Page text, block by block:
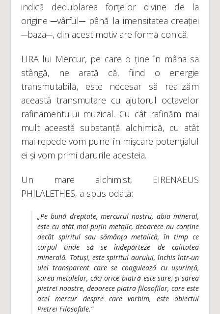
indică dedublarea forțelor divine de la
origine ─vârful─ până la imensitatea creației
─baza─, din acest motiv are formă conică.
LIRA lui Mercur, pe care o ține în mâna sa
stângă, ne arată că, fiind o energie
transmutabilă, este necesar să realizăm
această transmutare cu ajutorul octavelor
rafinamentului muzical. Cu cât rafinăm mai
mult această substanță alchimică, cu atât
mai repede vom pune în mișcare potențialul
ei și vom primi darurile acesteia.
Un mare alchimist, EIRENAEUS
PHILALETHES, a spus odată:
„Pe bună dreptate, mercurul nostru, abia mineral,
este cu atât mai puțin metalic, deoarece nu conține
decât spiritul sau sămânța metalică, în timp ce
corpul tinde să se îndepărteze de calitatea
minerală. Totuși, este spiritul aurului, închis într-un
ulei transparent care se coagulează cu ușurință,
sarea metalelor, căci orice piatră este sare, și sarea
pietrei noastre, deoarece piatra filosofilor, care este
acel mercur despre care vorbim, este obiectul
Pietrei Filosofale.”